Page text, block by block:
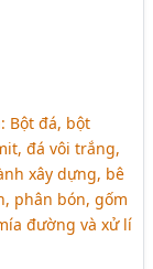
Bột đá, bột
đá vôi trắng,
xây dựng, bê
phân bón, gốm
đường và xử lí